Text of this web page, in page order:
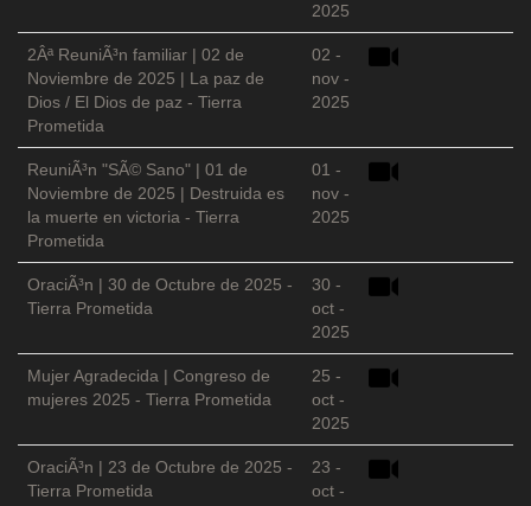
2025
2Âª ReuniÃ³n familiar | 02 de
Noviembre de 2025 | La paz de
Dios / El Dios de paz - Tierra
Prometida
02 -
nov -
2025
ReuniÃ³n "SÃ© Sano" | 01 de
Noviembre de 2025 | Destruida es
la muerte en victoria - Tierra
Prometida
01 -
nov -
2025
OraciÃ³n | 30 de Octubre de 2025 -
Tierra Prometida
30 -
oct -
2025
Mujer Agradecida | Congreso de
mujeres 2025 - Tierra Prometida
25 -
oct -
2025
OraciÃ³n | 23 de Octubre de 2025 -
Tierra Prometida
23 -
oct -